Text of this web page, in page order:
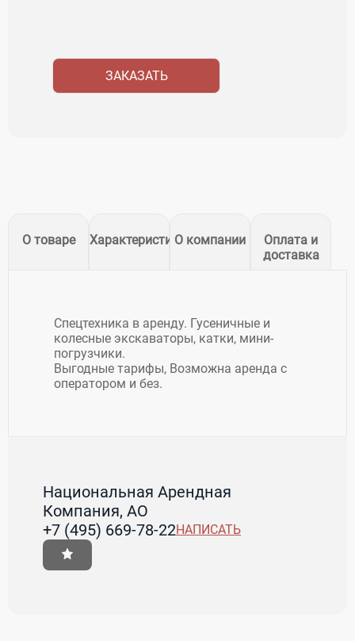
ЗАКАЗАТЬ
О товаре ХарактеристикиО компании
Оплата и
доставка
Спецтехника в аренду. Гусеничные и
колесные экскаваторы, катки, мини-
погрузчики.
Выгодные тарифы, Возможна аренда с
оператором и без.
Национальная Арендная
Компания, АО
+7 (495) 669-78-22НАПИСАТЬ